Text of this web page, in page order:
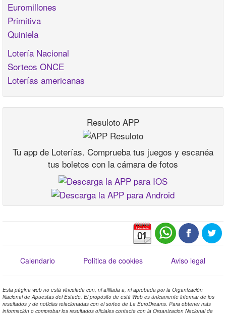
Euromillones
Primitiva
Quiniela
Lotería Nacional
Sorteos ONCE
Loterías americanas
Resuloto APP
Tu app de Loterías. Comprueba tus juegos y escanéa
tus boletos con la cámara de fotos
Calendario Política de cookies Aviso legal
Esta página web no está vinculada con, ni afiliada a, ni aprobada por la Organización
Nacional de Apuestas del Estado. El propósito de está Web es únicamente informar de los
resultados y de noticias relacionadas con el sorteo de La EuroDreams. Para obtener más
información o comprobar los resultados oficiales contacte con la Organizacion Nacional de